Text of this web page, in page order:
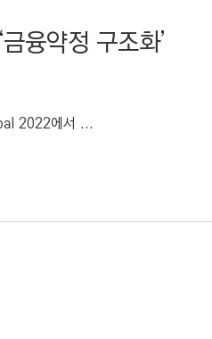
융약정 구조화’
2022에서 ...